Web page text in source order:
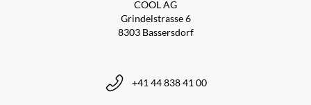
COOL AG
Grindelstrasse 6
8303 Bassersdorf
+41 44 838 41 00